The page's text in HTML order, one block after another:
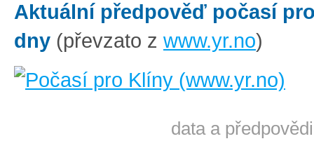
Aktuální předpověď počasí
dny (převzato z www.yr.no)
data a